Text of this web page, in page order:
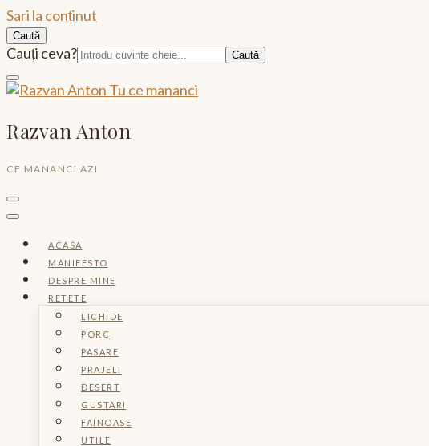
Sari la conținut
Caută
Caută:
Cauți ceva?
Razvan Anton
CE MANANCI AZI
ACASA
MANIFESTO
DESPRE MINE
RETETE
LICHIDE
PORC
PASARE
PRAJELI
DESERT
GUSTARI
FAINOASE
UTILE